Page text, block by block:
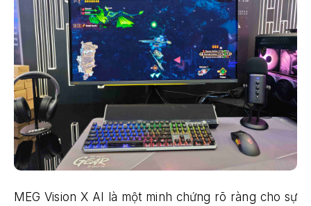
MEG Vision X AI là một minh chứng rõ ràng cho sự